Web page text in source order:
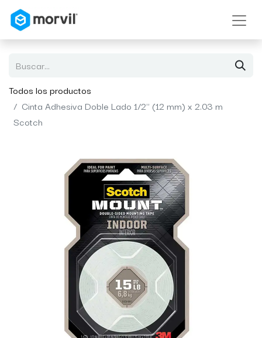
Todos los productos
Cinta Adhesiva Doble Lado 1/2" (12 mm) x 2.03 m
Scotch